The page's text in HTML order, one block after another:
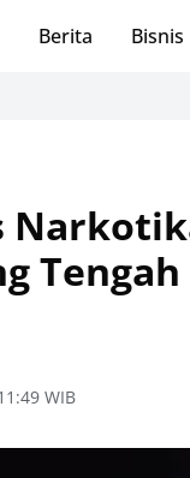
Berita Bisnis
WIB